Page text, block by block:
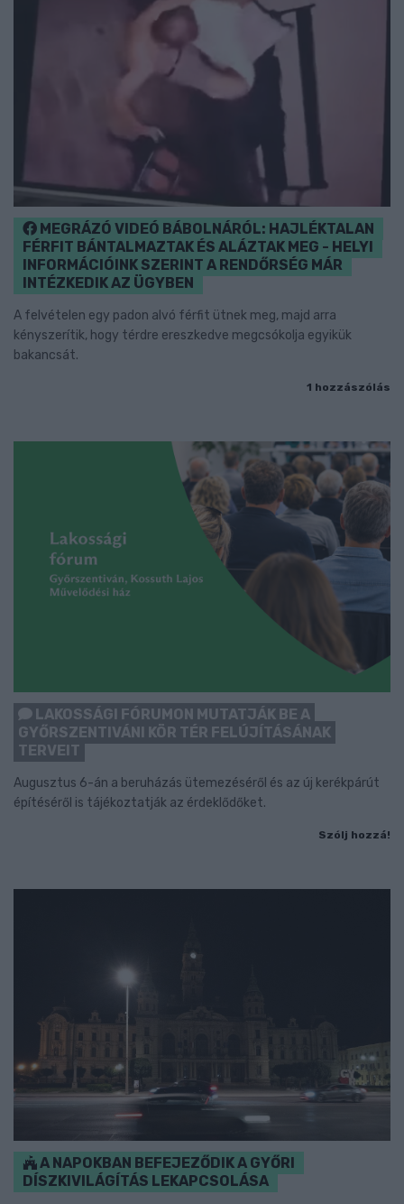
MEGRÁZÓ VIDEÓ BÁBOLNÁRÓL: HAJLÉKTALAN
FÉRFIT BÁNTALMAZTAK ÉS ALÁZTAK MEG - HELYI
INFORMÁCIÓINK SZERINT A RENDŐRSÉG MÁR
INTÉZKEDIK AZ ÜGYBEN
A felvételen egy padon alvó férfit ütnek meg, majd arra
kényszerítik, hogy térdre ereszkedve megcsókolja egyikük
bakancsát.
1 hozzászólás
LAKOSSÁGI FÓRUMON MUTATJÁK BE A
GYŐRSZENTIVÁNI KÖR TÉR FELÚJÍTÁSÁNAK
TERVEIT
Augusztus 6-án a beruházás ütemezéséről és az új kerékpárút
építéséről is tájékoztatják az érdeklődőket.
Szólj hozzá!
A NAPOKBAN BEFEJEZŐDIK A GYŐRI
DÍSZKIVILÁGÍTÁS LEKAPCSOLÁSA